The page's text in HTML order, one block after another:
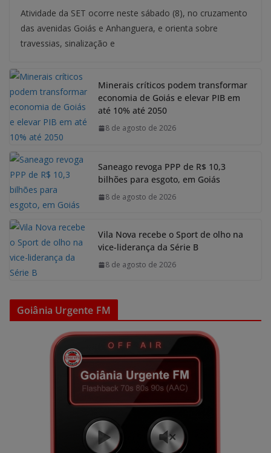
Atividade da SET ocorre neste sábado (8), no cruzamento
das avenidas Goiás e Anhanguera, e orienta sobre
travessias, sinalização e
Minerais críticos podem transformar
economia de Goiás e elevar PIB em
até 10% até 2050
8 de agosto de 2026
Saneago revoga PPP de R$ 10,3
bilhões para esgoto, em Goiás
8 de agosto de 2026
Vila Nova recebe o Sport de olho na
vice-liderança da Série B
8 de agosto de 2026
Goiânia Urgente FM